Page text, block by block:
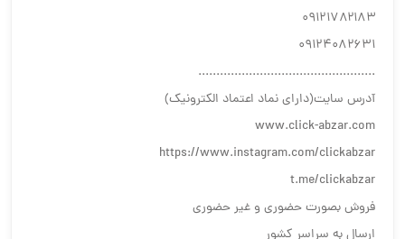
۰۹۱۲۱۷۸۲۱۸۳
۰۹۱۲۴۰۸۲۶۳۱
.................................................
آدرس سایت(دارای نماد اعتماد الکترونیک)
www.click-abzar.com
https://www.instagram.com/clickabzar
t.me/clickabzar
فروش بصورت حضوری و غیر حضوری
ارسال به سراسر کشور